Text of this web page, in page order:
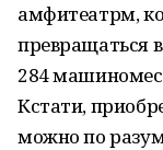
амфитеатрм,
превращаться
284
Кстати,
можно по